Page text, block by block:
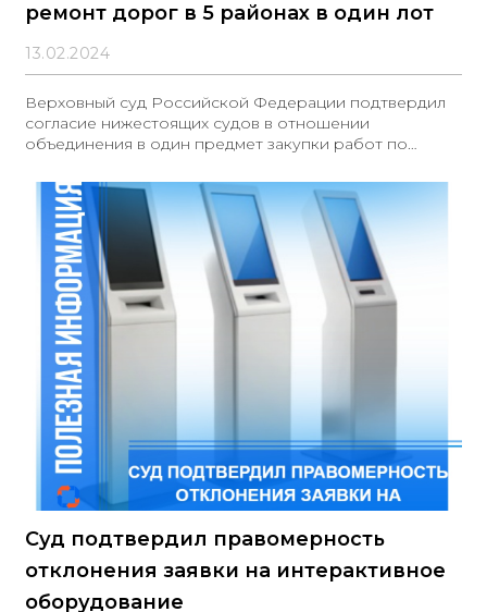
ремонт дорог в 5 районах в один лот
13.02.2024
Верховный суд Российской Федерации подтвердил
согласие нижестоящих судов в отношении
объединения в один предмет закупки работ по
Иркутской области на сумму 991 млн рублей. Суд
пришел к выводу, что такое объединение нарушает
часть 2 статьи 8, пункт 1 части 1 статьи 33 № 44-ФЗ, так
как оно ограничивает количество участников закупки,
а также значительно увеличивает размер
обеспечения заявки и обеспечения исполнения
контракта
Суд подтвердил правомерность
отклонения заявки на интерактивное
оборудование